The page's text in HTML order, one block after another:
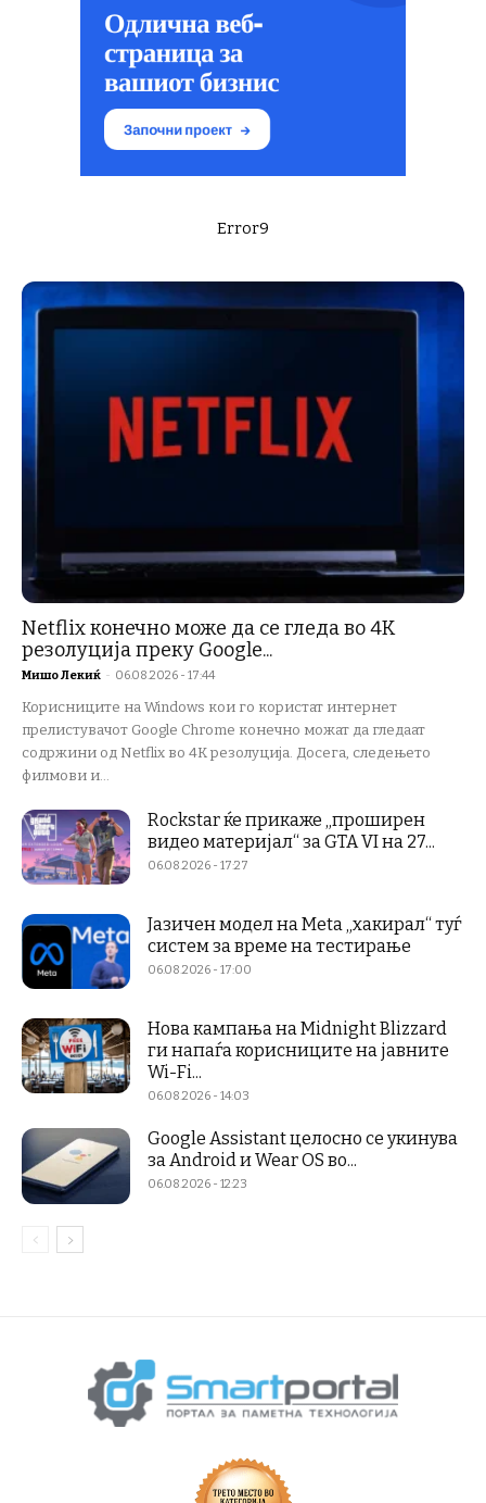
Error9
Netflix конечно може да се гледа во 4K
резолуција преку Google...
Мишо Лекиќ - 06.08.2026 - 17:44
Корисниците на Windows кои го користат интернет
прелистувачот Google Chrome конечно можат да гледаат
содржини од Netflix во 4K резолуција. Досега, следењето
филмови и...
Rockstar ќе прикаже „проширен
видео материјал“ за GTA VI на 27...
06.08.2026 - 17:27
Јазичен модел на Meta „хакирал“ туѓ
систем за време на тестирање
06.08.2026 - 17:00
Нова кампања на Midnight Blizzard
ги напаѓа корисниците на јавните
Wi-Fi...
06.08.2026 - 14:03
Google Assistant целосно се укинува
за Android и Wear OS во...
06.08.2026 - 12:23